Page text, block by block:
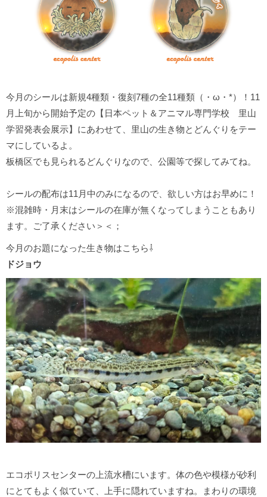
今月のシールは新規4種類・復刻7種の全11種類（・ω・*）！11
月上旬から開始予定の【日本ペット＆アニマル専門学校 里山
学習発表会展示】にあわせて、里山の生き物とどんぐりをテー
マにしているよ。
板橋区でも見られるどんぐりなので、公園等で探してみてね。
シールの配布は11月中のみになるので、欲しい方はお早めに！
※混雑時・月末はシールの在庫が無くなってしまうこともあり
ます。ご了承ください＞＜；
今月のお題になった生き物はこちら⇩
ドジョウ
エコポリスセンターの上流水槽にいます。体の色や模様が砂利
にとてもよく似ていて、上手に隠れていますね。まわりの環境